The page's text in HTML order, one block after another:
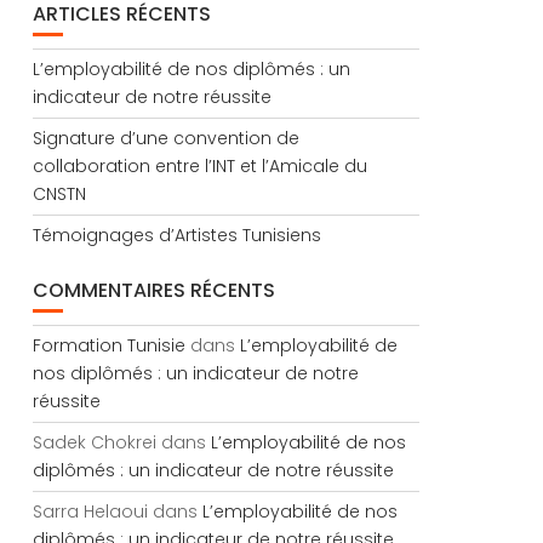
ARTICLES RÉCENTS
L’employabilité de nos diplômés : un
indicateur de notre réussite
Signature d’une convention de
collaboration entre l’INT et l’Amicale du
CNSTN
Témoignages d’Artistes Tunisiens
COMMENTAIRES RÉCENTS
Formation Tunisie dans L’employabilité de
nos diplômés : un indicateur de notre
réussite
Sadek Chokrei dans L’employabilité de nos
diplômés : un indicateur de notre réussite
Sarra Helaoui dans L’employabilité de nos